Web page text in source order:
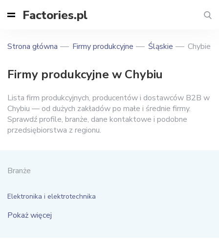
Factories.pl
Strona główna Firmy produkcyjne Śląskie Chybie
Firmy produkcyjne w Chybiu
Lista firm produkcyjnych, producentów i dostawców B2B w
Chybiu — od dużych zakładów po małe i średnie firmy.
Sprawdź profile, branże, dane kontaktowe i podobne
przedsiębiorstwa z regionu.
Branże
Elektronika i elektrotechnika
Pokaż więcej